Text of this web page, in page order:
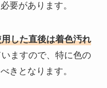
要があります。
した直後は着色汚れ
ますので、特に色の
きとなります。